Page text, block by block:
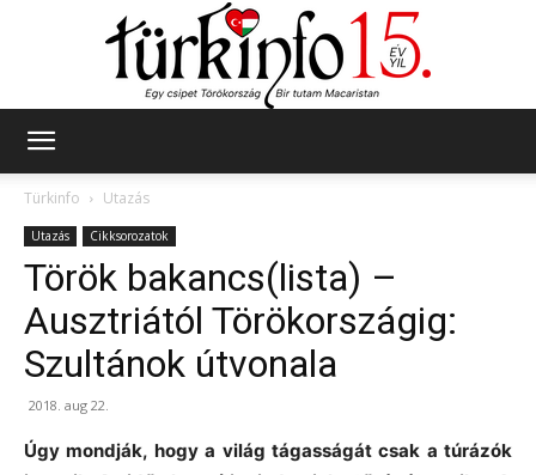
Türkinfo
Utazás
Utazás Cikksorozatok
Török bakancs(lista) –
Ausztriától Törökországig:
Szultánok útvonala
2018. aug 22.
Úgy mondják, hogy a világ tágasságát csak a túrázók